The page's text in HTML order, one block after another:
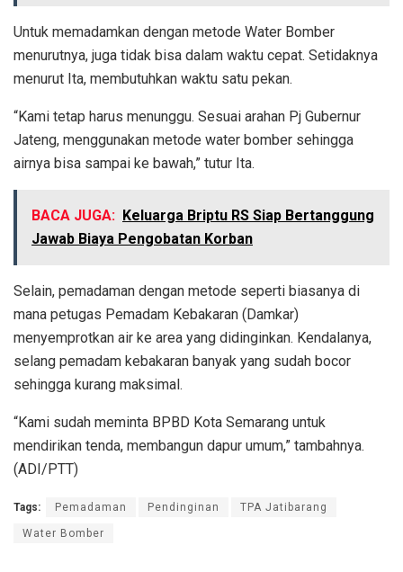
Untuk memadamkan dengan metode Water Bomber
menurutnya, juga tidak bisa dalam waktu cepat. Setidaknya
menurut Ita, membutuhkan waktu satu pekan.
“Kami tetap harus menunggu. Sesuai arahan Pj Gubernur
Jateng, menggunakan metode water bomber sehingga
airnya bisa sampai ke bawah,” tutur Ita.
BACA JUGA: Keluarga Briptu RS Siap Bertanggung
Jawab Biaya Pengobatan Korban
Selain, pemadaman dengan metode seperti biasanya di
mana petugas Pemadam Kebakaran (Damkar)
menyemprotkan air ke area yang didinginkan. Kendalanya,
selang pemadam kebakaran banyak yang sudah bocor
sehingga kurang maksimal.
“Kami sudah meminta BPBD Kota Semarang untuk
mendirikan tenda, membangun dapur umum,” tambahnya.
(ADI/PTT)
Tags: Pemadaman Pendinginan TPA Jatibarang
Water Bomber